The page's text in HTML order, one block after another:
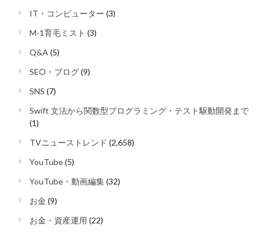
IT・コンピューター (3)
M-1育毛ミスト (3)
Q&A(5)
SEO・ブログ(9)
SNS (7)
Swift 文法から関数型プログラミング・テスト駆動開発まで
(1)
TVニューストレンド (2,658)
YouTube(5)
YouTube・動画編集(32)
お金 (9)
お金・資産運用 (22)